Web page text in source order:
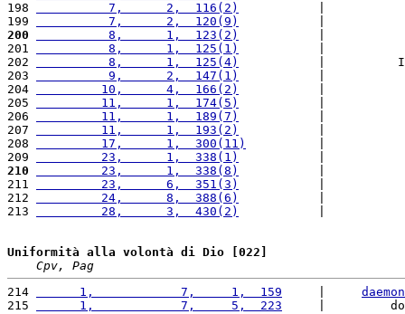
198
          7,      2,  116(2)
199
          7,      2,  120(9)
200
          8,      1,  123(2)
201
          8,      1,  125(1)
202
          8,      1,  125(4)
|
203
          9,      2,  147(1)
204
         10,      4,  166(2)
205
         11,      1,  174(5)
206
         11,      1,  189(7)
207
         11,      1,  193(2)
208
         17,      1,  300(11)
209
         23,      1,  338(1)
210
         23,      1,  338(8)
211
         23,      6,  351(3)
212
         24,      8,  388(6)
213
         28,      3,  430(2)
Uniformità alla volontà di Dio [022]
Cpv, Pag
214
      1,            7,     1,  159
215
      1,            7,     5,  223
|